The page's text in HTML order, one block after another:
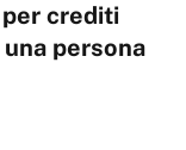
crediti
persona